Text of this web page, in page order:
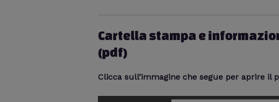
Cartella stampa e
(pdf)
Clicca sull’immagine che segue per aprire il